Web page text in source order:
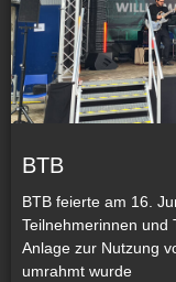
BTB
BTB feierte am 16.
Teilnehmerinnen und
Anlage zur Nutzung
umrahmt wurde